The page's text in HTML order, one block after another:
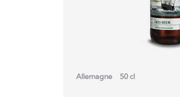
Allemagne 50 cl